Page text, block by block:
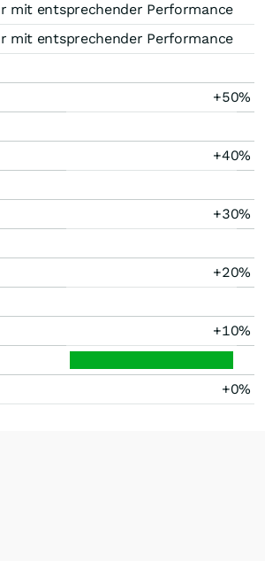
mit entsprechender Performance
mit entsprechender Performance
+50%
+40%
+30%
+20%
+10%
+0%